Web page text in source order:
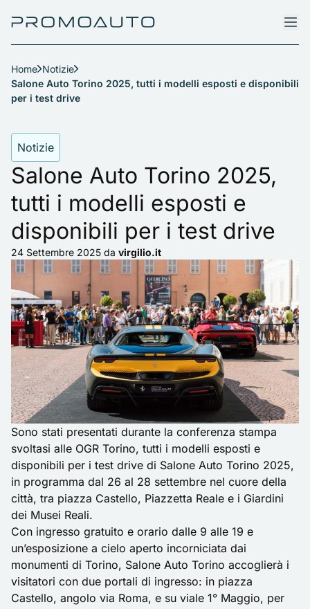
Home Notizie
Salone Auto Torino 2025, tutti i modelli esposti e disponibili
per i test drive
Notizie
Salone Auto Torino 2025,
tutti i modelli esposti e
disponibili per i test drive
24 Settembre 2025 da virgilio.it
Sono stati presentati durante la conferenza stampa
svoltasi alle OGR Torino, tutti i modelli esposti e
disponibili per i test drive di Salone Auto Torino 2025,
in programma dal 26 al 28 settembre nel cuore della
città, tra piazza Castello, Piazzetta Reale e i Giardini
dei Musei Reali.
Con ingresso gratuito e orario dalle 9 alle 19 e
un’esposizione a cielo aperto incorniciata dai
monumenti di Torino, Salone Auto Torino accoglierà i
visitatori con due portali di ingresso: in piazza
Castello, angolo via Roma, e su viale 1° Maggio, per